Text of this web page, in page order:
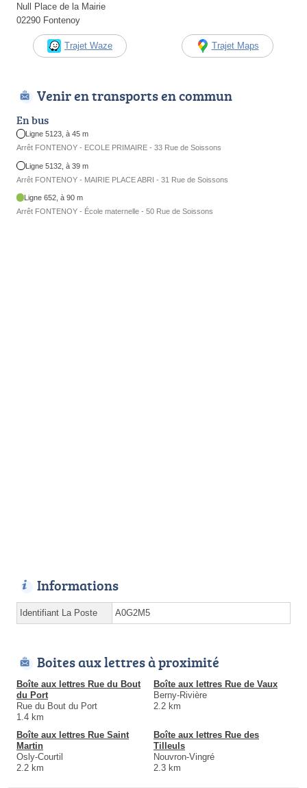
Null Place de la Mairie
02290 Fontenoy
Trajet Waze Trajet Maps
Venir en transports en commun
En bus
Ligne 5123, à 45 m
Arrêt FONTENOY - ECOLE PRIMAIRE - 33 Rue de Soissons
Ligne 5132, à 39 m
Arrêt FONTENOY - MAIRIE PLACE ABRI - 31 Rue de Soissons
Ligne 652, à 90 m
Arrêt FONTENOY - École maternelle - 50 Rue de Soissons
Informations
Identifiant La Poste A0G2M5
Boites aux lettres à proximité
Boîte aux lettres Rue du Bout
du Port
Rue du Bout du Port
1.4 km
Boîte aux lettres Rue de Vaux
Berny-Rivière
2.2 km
Boîte aux lettres Rue Saint
Martin
Osly-Courtil
2.2 km
Boîte aux lettres Rue des
Tilleuls
Nouvron-Vingré
2.3 km